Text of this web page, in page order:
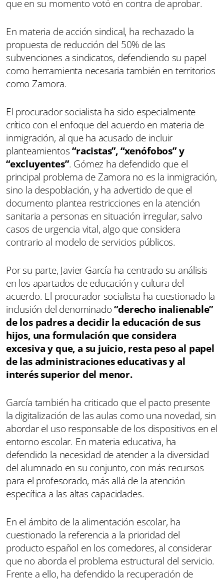
que en su momento votó en contra de aprobar.
En materia de acción sindical, ha rechazado la
propuesta de reducción del 50% de las
subvenciones a sindicatos, defendiendo su papel
como herramienta necesaria también en territorios
como Zamora.
El procurador socialista ha sido especialmente
crítico con el enfoque del acuerdo en materia de
inmigración, al que ha acusado de incluir
planteamientos“racistas”, “xenófobos” y
“excluyentes”. Gómez ha defendido que el
principal problema de Zamora no es la inmigración,
sino la despoblación, y ha advertido de que el
documento plantea restricciones en la atención
sanitaria a personas en situación irregular, salvo
casos de urgencia vital, algo que considera
contrario al modelo de servicios públicos.
Por su parte, Javier García ha centrado su análisis
en los apartados de educación y cultura del
acuerdo. El procurador socialista ha cuestionado la
inclusión del denominado“derecho inalienable”
de los padres a decidir la educación de sus
hijos, una formulación que considera
excesiva y que, a su juicio, resta peso al papel
de las administraciones educativas y al
interés superior del menor.
García también ha criticado que el pacto presente
la digitalización de las aulas como una novedad, sin
abordar el uso responsable de los dispositivos en el
entorno escolar. En materia educativa, ha
defendido la necesidad de atender a la diversidad
del alumnado en su conjunto, con más recursos
para el profesorado, más allá de la atención
específica a las altas capacidades.
En el ámbito de la alimentación escolar, ha
cuestionado la referencia a la prioridad del
producto español en los comedores, al considerar
que no aborda el problema estructural del servicio.
Frente a ello, ha defendido la recuperación de